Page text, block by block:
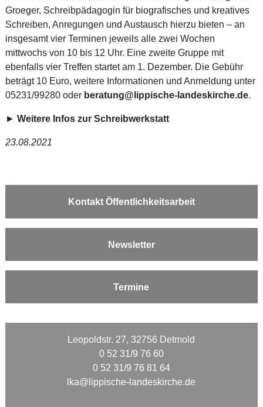
Groeger, Schreibpädagogin für biografisches und kreatives
Schreiben, Anregungen und Austausch hierzu bieten – an
insgesamt vier Terminen jeweils alle zwei Wochen
mittwochs von 10 bis 12 Uhr. Eine zweite Gruppe mit
ebenfalls vier Treffen startet am 1. Dezember. Die Gebühr
beträgt 10 Euro, weitere Informationen und Anmeldung unter
05231/99280 oder beratung@lippische-landeskirche.de.
► Weitere Infos zur Schreibwerkstatt
23.08.2021
Kontakt Öffentlichkeitsarbeit
Newsletter
Termine
Leopoldstr. 27, 32756 Detmold
0 52 31/9 76 60
0 52 31/9 76 81 64
lka@lippische-landeskirche.de